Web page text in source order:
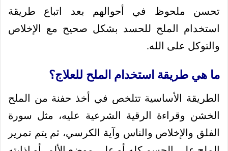
تحسن ملحوظ في أحوالهم بعد اتباع طريقة
استخدام الملح للحسد بشكل صحيح مع الإخلاص
والتوكل على الله.
ما هي طريقة استخدام الملح للعلاج؟
الطريقة الأساسية تتلخص في أخذ حفنة من الملح
الخشن وقراءة الرقية الشرعية عليه، مثل سورة
الفلق والإخلاص والناس وآية الكرسي، ثم يتم تمرير